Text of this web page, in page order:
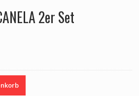
2er Set